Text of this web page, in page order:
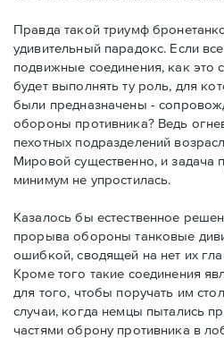
Правда такой триумф
удивительный парадокс. Если
подвижные соединения, как это
будет выполнять ту роль, для
были предназначены -
обороны противника? Ведь
пехотных подразделений
Мировой существенно, и
минимум не упростилась.
Казалось бы естественное
прорыва обороны танковые
ошибкой, сводящей на нет их
Кроме того такие соединения
для того, чтобы поручать им
случаи, когда немцы пытались
частями оброну противника в